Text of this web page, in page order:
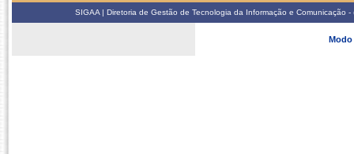
SIGAA | Diretoria de Gestão de Tecnologia da Informação e
Modo